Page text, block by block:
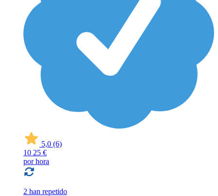
5,0 (6)
10 25 €
por hora
2 han repetido